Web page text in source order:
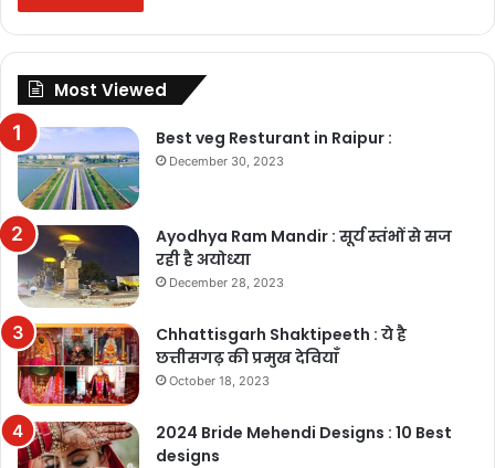
Most Viewed
Best veg Resturant in Raipur :
December 30, 2023
Ayodhya Ram Mandir : सूर्य स्तंभों से सज
रही है अयोध्या
December 28, 2023
Chhattisgarh Shaktipeeth : ये है
छत्तीसगढ़ की प्रमुख देवियाँ
October 18, 2023
2024 Bride Mehendi Designs : 10 Best
designs